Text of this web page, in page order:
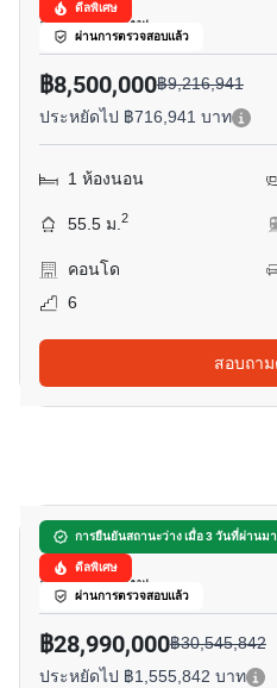
ดีลพิเศษ
ผ่านการตรวจสอบแล้ว
สีลม, กรุงเทพ
฿8,500,000฿9,216,941
ประหยัดไป ฿716,941 บาท
1 ห้องนอน
55.5 ม.2
คอนโด
6
สอบถา
การยืนยันสถานะว่าง เมื่อ 3 วันที่ผ่านมา
ดีลพิเศษ
ผ่านการตรวจสอบแล้ว
ดุสิต เซ็นทรัล พาร์ค
สีลม, กรุงเทพ
฿28,990,000฿30,545,842
ประหยัดไป ฿1,555,842 บาท